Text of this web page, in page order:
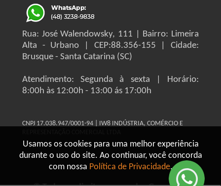
Usamos os cookies para uma melhor experiência
durante o uso do site. Ao continuar, você concorda
com nossa Política de Privacidade.
Rua: José Walendowsky, 111 | Bairro: Limeira
Alta - Urbano | CEP:88.356-155 | Cidade:
Brusque - Santa Catarina (SC)
Atendimento: Segunda à sexta | Horário:
8:00h às 12:00h - 13:00 ás 17:00h
CNPJ 17.038.947/0001-94 | IW8 INDÚSTRIA, COMÉRCIO E